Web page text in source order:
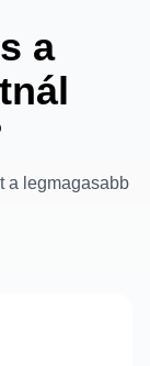
a
a legmagasabb